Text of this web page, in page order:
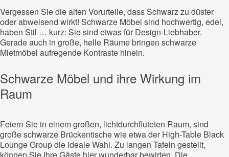
Vergessen Sie die alten Vorurteile, dass Schwarz zu düster
oder abweisend wirkt! Schwarze Möbel sind hochwertig, edel,
haben Stil … kurz: Sie sind etwas für Design-Liebhaber.
Gerade auch in große, helle Räume bringen schwarze
Mietmöbel aufregende Kontraste hinein.
Schwarze Möbel und ihre Wirkung im
Raum
Feiern Sie in einem großen, lichtdurchfluteten Raum, sind
große schwarze Brückentische wie etwa der High-Table Black
Lounge Group die ideale Wahl. Zu langen Tafeln gestellt,